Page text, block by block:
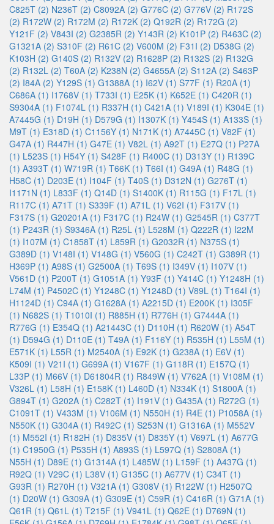
C825T (2) N236T (2) C8092A (2) G776C (2) G776V (2) R172S
(2) R172W (2) R172M (2) R172K (2) Q192R (2) R172G (2)
Y121F (2) V843I (2) G2385R (2) Y143R (2) K101P (2) R463C (2)
G1321A (2) S310F (2) R61C (2) V600M (2) F31I (2) D538G (2)
K103H (2) G140S (2) R132V (2) R1628P (2) R132S (2) R132G
(2) R132L (2) T60A (2) K238N (2) G4655A (2) S112A (2) S463P
(2) I84A (2) Y129S (1) G1388A (1) I62V (1) S77F (1) R20A (1)
C686A (1) I1768V (1) T733I (1) E25K (1) K652E (1) C420R (1)
S9304A (1) F1074L (1) R337H (1) C421A (1) V189I (1) K304E (1)
A7445G (1) D19H (1) D579G (1) I1307K (1) Y454S (1) A133S (1)
M9T (1) E318D (1) C1156Y (1) N171K (1) A7445C (1) V82F (1)
G47A (1) R447H (1) G47E (1) V82L (1) A92T (1) E27Q (1) P27A
(1) L523S (1) H54Y (1) S428F (1) R400C (1) D313Y (1) R139C
(1) A393T (1) W719R (1) T66K (1) T66I (1) G49A (1) R48G (1)
H58C (1) D203E (1) I104F (1) T40S (1) D312N (1) G276T (1)
I1171N (1) L833F (1) Q14D (1) S1400K (1) R115G (1) F17L (1)
R117C (1) A71T (1) S339F (1) A71L (1) V62I (1) F317V (1)
F317S (1) G20201A (1) F317C (1) R24W (1) G2545R (1) C377T
(1) P243R (1) S9346A (1) R25L (1) L528M (1) Q222R (1) I22M
(1) I107M (1) C1858T (1) L859R (1) G2032R (1) N375S (1)
G389D (1) V148I (1) V148G (1) V560G (1) C242T (1) G389R (1)
H369P (1) A98S (1) G2500A (1) T69S (1) I349V (1) I107V (1)
V561D (1) P200T (1) G1051A (1) Y93F (1) Y414C (1) Y1248H (1)
L74M (1) P4502C (1) Y1248C (1) Y1248D (1) V89L (1) T164I (1)
H1124D (1) C94A (1) G1628A (1) A2215D (1) E200K (1) I305F
(1) N682S (1) T1010I (1) R885H (1) R776H (1) G7444A (1)
R776G (1) E354Q (1) A21443C (1) D110H (1) R620W (1) A54T
(1) D594G (1) D110E (1) T49A (1) F116Y (1) R535H (1) L55M (1)
E571K (1) L55R (1) M2540A (1) E92K (1) G238A (1) E6V (1)
K509I (1) V21I (1) G699A (1) V167F (1) G118R (1) E157Q (1)
L33P (1) M66V (1) D61804R (1) R849W (1) V762A (1) V108M (1)
V326L (1) L58H (1) E158K (1) L460D (1) N334K (1) S1800A (1)
G894T (1) G202A (1) C282T (1) I191V (1) G435A (1) R272G (1)
C1091T (1) V433M (1) V106M (1) N550H (1) R4E (1) P1058A (1)
N550K (1) G304A (1) R492C (1) S253N (1) G1316A (1) M552V
(1) M552I (1) R182H (1) D835V (1) D835Y (1) V697L (1) A677G
(1) C1950G (1) P535H (1) A893S (1) L597Q (1) S2808A (1)
N55H (1) D89E (1) G1314A (1) L485W (1) L159F (1) A437G (1)
R92Q (1) V29C (1) L38V (1) G135C (1) A677V (1) C34T (1)
G93R (1) R270H (1) V321A (1) G308V (1) R122W (1) H2507Q
(1) D20W (1) G309A (1) G309E (1) C59R (1) C416R (1) G71A (1)
Q61R (1) Q61L (1) T215F (1) V941L (1) Q62E (1) D769N (1)